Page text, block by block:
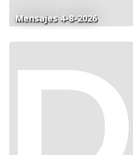
Mensajes 4-8-2026